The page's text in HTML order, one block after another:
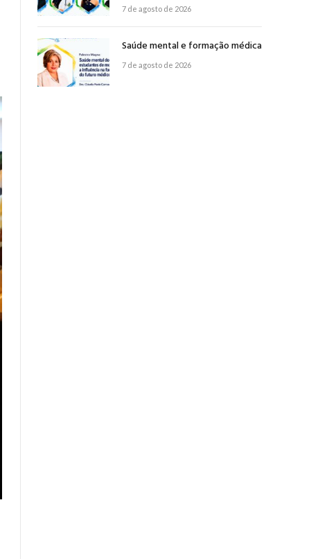
7 de agosto de 2026
Saúde mental e formação médica
7 de agosto de 2026